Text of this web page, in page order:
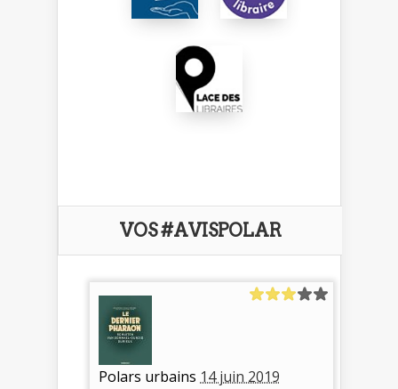
VOS #AVISPOLAR
Polars urbains 14 juin 2019